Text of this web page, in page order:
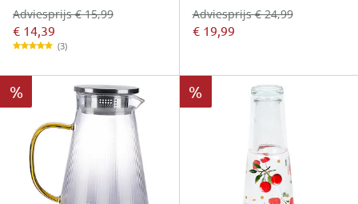
€ 14,39
Adviesprijs € 15,99
(3)
€ 19,99
Adviesprijs € 24,99
% %